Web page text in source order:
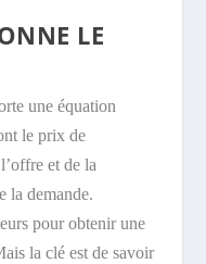
LE
une équation
le prix de
et de la
la demande.
pour obtenir une
la clé est de savoir